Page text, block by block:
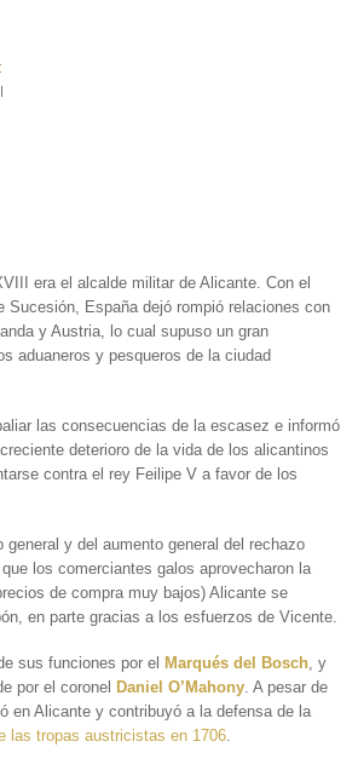
era el alcalde militar de Alicante. Con el
Sucesión, España dejó rompió relaciones con
y Austria, lo cual supuso un gran
aduaneros y pesqueros de la ciudad
las consecuencias de la escasez e informó
deterioro de la vida de los alicantinos
contra el rey Feilipe V a favor de los
general y del aumento general del rechazo
los comerciantes galos aprovecharon la
de compra muy bajos) Alicante se
en parte gracias a los esfuerzos de Vicente.
sus funciones por el Marqués del Bosch , y
por el coronel Daniel O’Mahony . A pesar de
en Alicante y contribuyó a la defensa de la
las tropas austricistas en 1706